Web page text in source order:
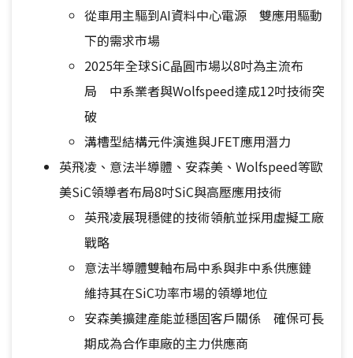
從車用主驅到AI資料中心電源 雙應用驅動
下的需求市場
2025年全球SiC晶圓市場以8吋為主流布
局 中系業者與Wolfspeed達成12吋技術突
破
溝槽型結構元件演進與JFET應用潛力
英飛凌、意法半導體、安森美、Wolfspeed等歐
美SiC領導者布局8吋SiC與高壓應用技術
英飛凌展現穩健的技術領航並採用虛擬工廠
戰略
意法半導體雙軸布局中系與非中系供應鏈
維持其在SiC功率市場的領導地位
安森美擴建產能並穩固客戶關係 確保可長
期成為合作車廠的主力供應商